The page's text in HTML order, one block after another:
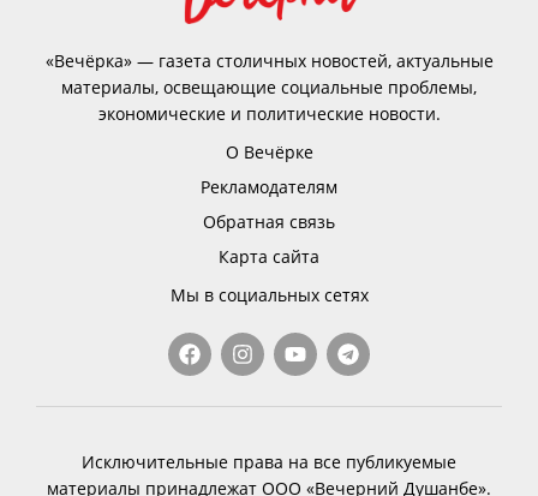
«Вечёрка» — газета столичных новостей, актуальные
материалы, освещающие социальные проблемы,
экономические и политические новости.
О Вечёрке
Рекламодателям
Обратная связь
Карта сайта
Мы в социальных сетях
Исключительные права на все публикуемые
материалы принадлежат ООО «Вечерний Душанбе».